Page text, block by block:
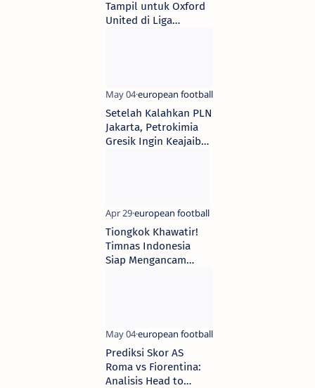
Tampil untuk Oxford
United di Liga
Setelah Kalahkan PLN
Jakarta, Petrokimia
Gresik Ingin Keajaiban
Tiongkok Khawatir!
Timnas Indonesia
Siap Mengancam
Prediksi Skor AS
Roma vs Fiorentina:
Analisis Head to